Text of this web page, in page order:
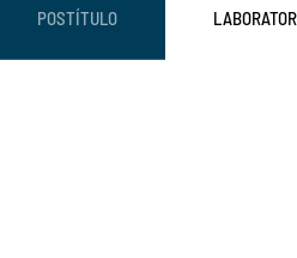
POSTÍTULO